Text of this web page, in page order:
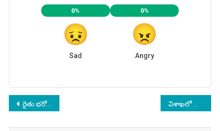
0%
Sad
0%
Angry
Post
navigation
రైతు భరోసా పథకం 2026: తెలంగాణ రైతులకు కొత్త అప్‌డేట్